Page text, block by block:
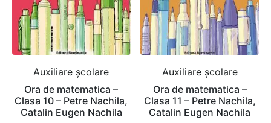
Auxiliare şcolare
Ora de matematica –
Clasa 10 – Petre Nachila,
Catalin Eugen Nachila
Auxiliare şcolare
Ora de matematica –
Clasa 11 – Petre Nachila,
Catalin Eugen Nachila